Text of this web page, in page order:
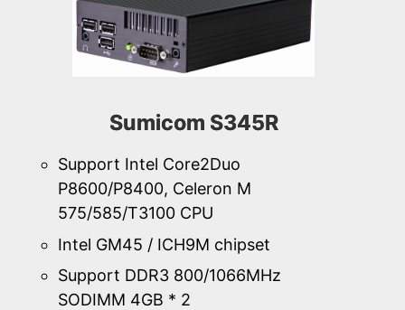
Sumicom S345R
Support Intel Core2Duo
P8600/P8400, Celeron M
575/585/T3100 CPU
Intel GM45 / ICH9M chipset
Support DDR3 800/1066MHz
SODIMM 4GB * 2